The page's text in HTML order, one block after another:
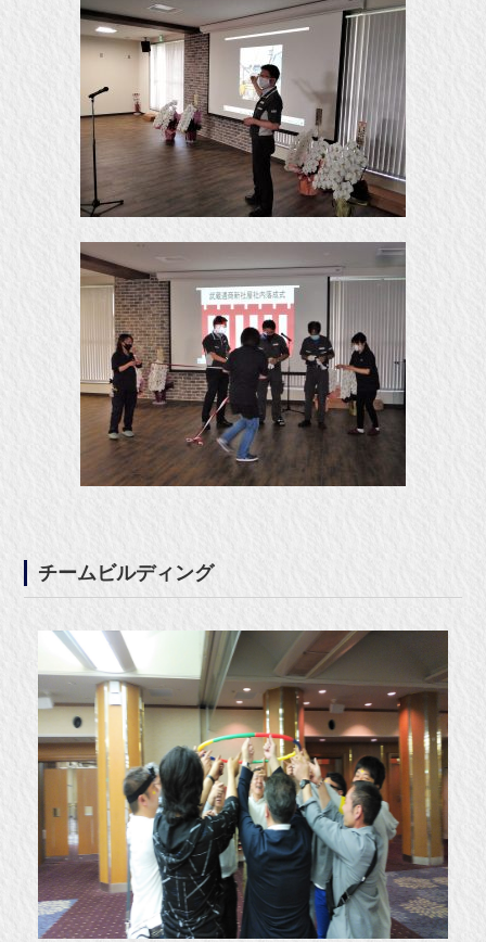
チームビルディング